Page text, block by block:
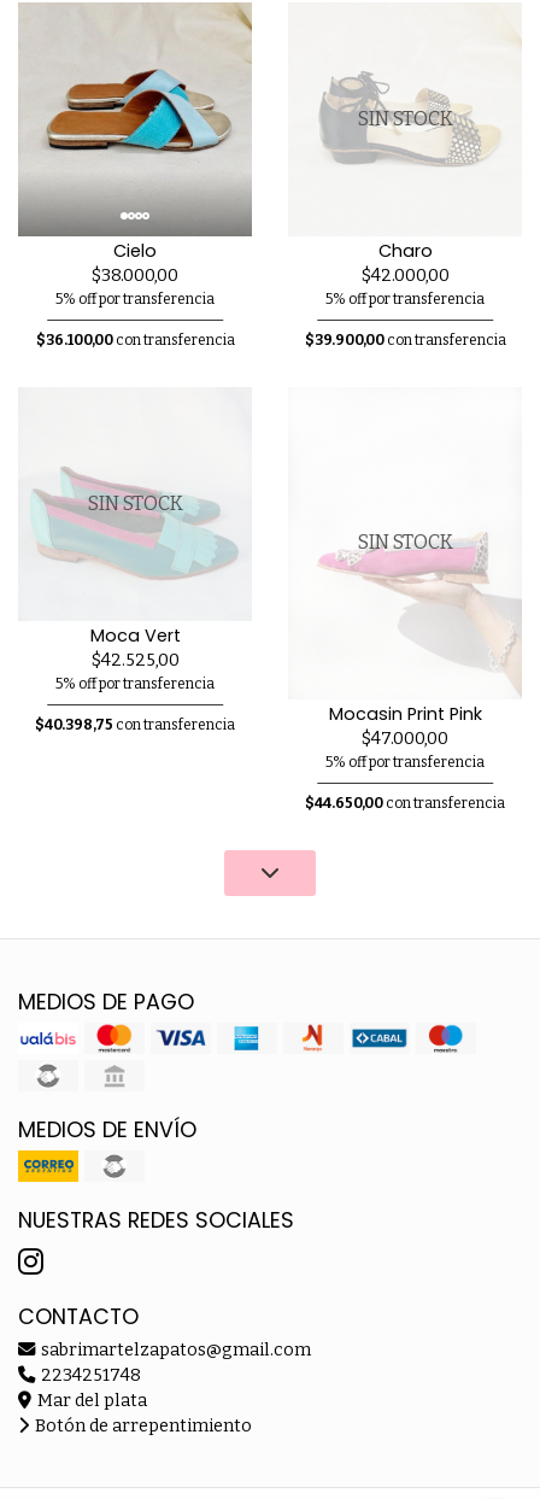
Cielo
$38.000,00
5% off por transferencia
$36.100,00con transferencia
SIN STOCK
Charo
$42.000,00
5% off por transferencia
$39.900,00con transferencia
SIN STOCK
Moca Vert
$42.525,00
5% off por transferencia
$40.398,75 con transferencia
SIN STOCK
Mocasin Print Pink
$47.000,00
5% off por transferencia
$44.650,00 con transferencia
MEDIOS DE PAGO
MEDIOS DE ENVÍO
NUESTRAS REDES SOCIALES
CONTACTO
sabrimartelzapatos@gmail.com
2234251748
Mar del plata
Botón de arrepentimiento